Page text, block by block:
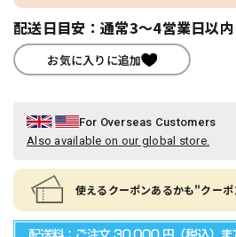
配送日目安：通常3～4営業日以
お気に入りに追加
For Overseas Customers
Also available on our global store.
使えるクーポンあるかも"クー